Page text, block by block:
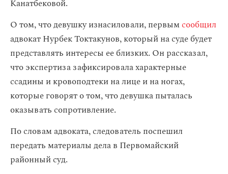
Канатбековой.
О том, что девушку изнасиловали, первымсообщил
адвокат Нурбек Токтакунов, который на суде будет
представлять интересы ее близких. Он рассказал,
что экспертиза зафиксировала характерные
ссадины и кровоподтеки на лице и на ногах,
которые говорят о том, что девушка пыталась
оказывать сопротивление.
По словам адвоката, следователь поспешил
передать материалы дела в Первомайский
районный суд.